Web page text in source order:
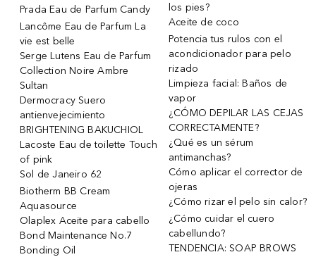
Prada Eau de Parfum Candy
Lancôme Eau de Parfum La
vie est belle
Serge Lutens Eau de Parfum
Collection Noire Ambre
Sultan
Dermocracy Suero
antienvejecimiento
BRIGHTENING BAKUCHIOL
Lacoste Eau de toilette Touch
of pink
Sol de Janeiro 62
Biotherm BB Cream
Aquasource
Olaplex Aceite para cabello
Bond Maintenance No.7
Bonding Oil
los pies?
Aceite de coco
Potencia tus rulos con el
acondicionador para pelo
rizado
Limpieza facial: Baños de
vapor
¿CÓMO DEPILAR LAS CEJAS
CORRECTAMENTE?
¿Qué es un sérum
antimanchas?
Cómo aplicar el corrector de
ojeras
¿Cómo rizar el pelo sin calor?
¿Cómo cuidar el cuero
cabellundo?
TENDENCIA: SOAP BROWS